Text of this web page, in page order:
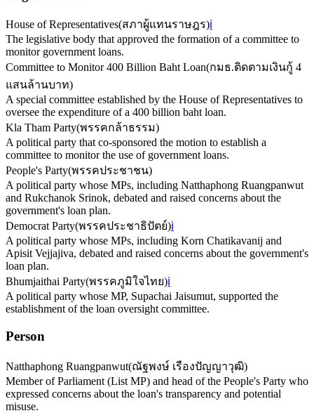
House of Representatives(สภาผู้แทนราษฎร)ℹ️
The legislative body that approved the formation of a committee to
monitor government loans.
Committee to Monitor 400 Billion Baht Loan(กมธ.ติดตามเงินกู้ 4
แสนล้านบาท)
A special committee established by the House of Representatives to
oversee the expenditure of a 400 billion baht loan.
Kla Tham Party(พรรคกล้าธรรม)
A political party that co-sponsored the motion to establish a
committee to monitor the use of government loans.
People's Party(พรรคประชาชน)
A political party whose MPs, including Natthaphong Ruangpanwut
and Rukchanok Srinok, debated and raised concerns about the
government's loan plan.
Democrat Party(พรรคประชาธิปัตย์)ℹ️
A political party whose MPs, including Korn Chatikavanij and
Apisit Vejjajiva, debated and raised concerns about the government's
loan plan.
Bhumjaithai Party(พรรคภูมิใจไทย)ℹ️
A political party whose MP, Supachai Jaisumut, supported the
establishment of the loan oversight committee.
Person
Natthaphong Ruangpanwut(ณัฐพงษ์ เรืองปัญญาวุฒิ)
Member of Parliament (List MP) and head of the People's Party who
expressed concerns about the loan's transparency and potential
misuse.